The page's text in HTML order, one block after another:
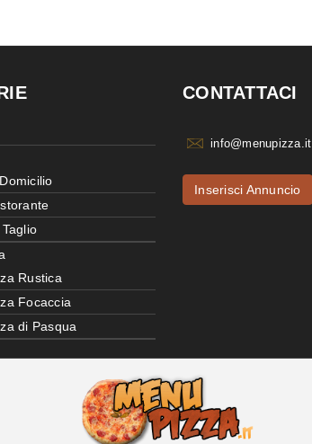
Rustica
Focaccia
di Pasqua
CONTATTACI
info@menupizza.it
Inserisci Annuncio